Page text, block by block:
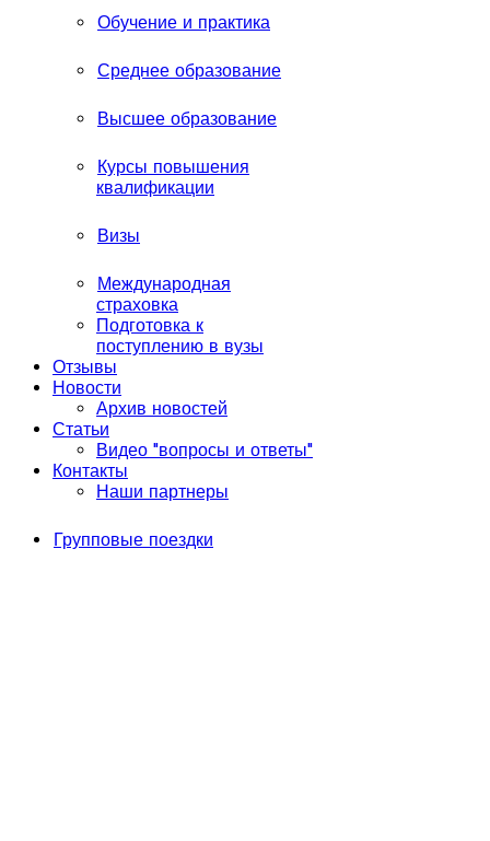
Обучение и практика
Среднее образование
Высшее образование
Курсы повышения
квалификации
Визы
Международная
страховка
Подготовка к
поступлению в вузы
Отзывы
Новости
Архив новостей
Статьи
Видео "вопросы и ответы"
Контакты
Наши партнеры
Групповые поездки